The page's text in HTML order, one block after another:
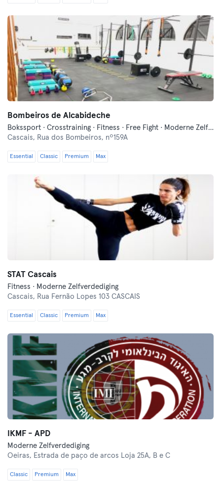
Bombeiros de Alcabideche
Bokssport · Crosstraining · Fitness · Free Fight · Moderne Zelfverdediging · Pilates · Traditionele Aziatische Vechtsporten · Yoga
Cascais, Rua dos Bombeiros, nº159A
Essential Classic Premium Max
STAT Cascais
Fitness · Moderne Zelfverdediging
Cascais, Rua Fernão Lopes 103 CASCAIS
Essential Classic Premium Max
IKMF - APD
Moderne Zelfverdediging
Oeiras, Estrada de paço de arcos Loja 25A, B e C
Classic Premium Max